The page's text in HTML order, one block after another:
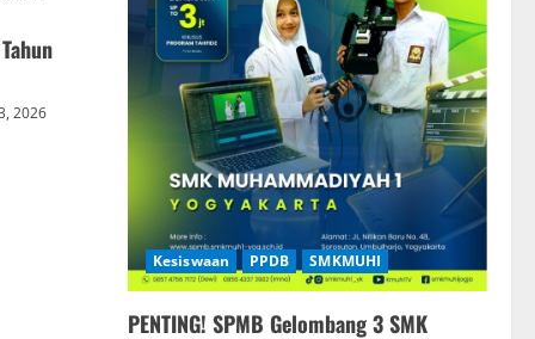
2026
Kesiswaan PPDB SMKMUHI
PENTING! SPMB Gelombang 3 SMK